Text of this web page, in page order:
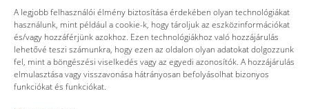
A legjobb felhasználói élmény biztosítása érdekében olyan technológiákat
használunk, mint például a cookie-k, hogy tároljuk az eszközinformációkat
és/vagy hozzáférjünk azokhoz. Ezen technológiákhoz való hozzájárulás
lehetővé teszi számunkra, hogy ezen az oldalon olyan adatokat dolgozzunk
fel, mint a böngészési viselkedés vagy az egyedi azonosítók. A hozzájárulás
elmulasztása vagy visszavonása hátrányosan befolyásolhat bizonyos
funkciókat és funkciókat.
Ingyenes szállítás 24 palack „La Truffière” kód:
PORTTR24
vagy 36 palack „Tradíció” kód: PORTCA24